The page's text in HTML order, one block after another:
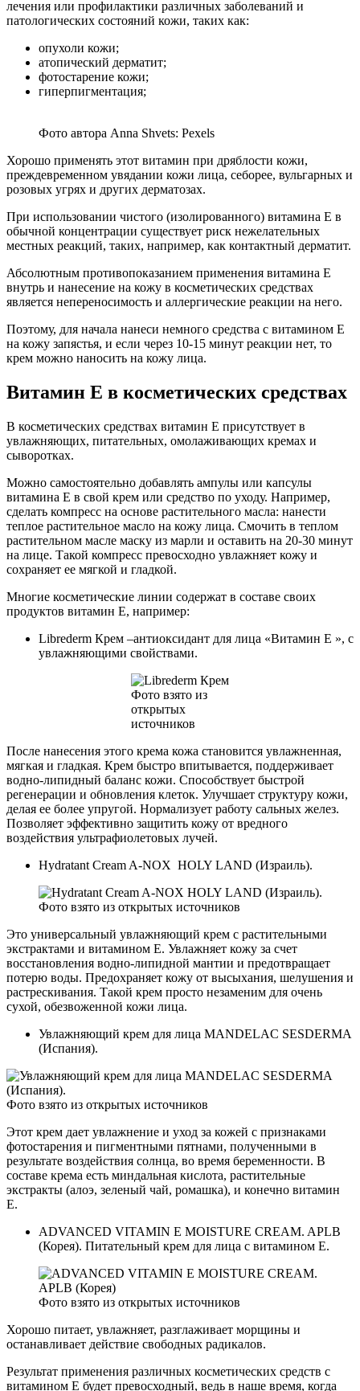
лечения или профилактики различных заболеваний и
патологических состояний кожи, таких как:
опухоли кожи;
атопический дерматит;
фотостарение кожи;
гиперпигментация;
Фото автора Anna Shvets: Pexels
Хорошо применять этот витамин при дряблости кожи,
преждевременном увядании кожи лица, себорее, вульгарных и
розовых угрях и других дерматозах.
При использовании чистого (изолированного) витамина Е в
обычной концентрации существует риск нежелательных
местных реакций, таких, например, как контактный дерматит.
Абсолютным противопоказанием применения витамина Е
внутрь и нанесение на кожу в косметических средствах
является непереносимость и аллергические реакции на него.
Поэтому, для начала нанеси немного средства с витамином Е
на кожу запястья, и если через 10-15 минут реакции нет, то
крем можно наносить на кожу лица.
Витамин Е в косметических средствах
В косметических средствах витамин Е присутствует в
увлажняющих, питательных, омолаживающих кремах и
сыворотках.
Можно самостоятельно добавлять ампулы или капсулы
витамина Е в свой крем или средство по уходу. Например,
сделать компресс на основе растительного масла: нанести
теплое растительное масло на кожу лица. Смочить в теплом
растительном масле маску из марли и оставить на 20-30 минут
на лице. Такой компресс превосходно увлажняет кожу и
сохраняет ее мягкой и гладкой.
Многие косметические линии содержат в составе своих
продуктов витамин Е, например:
Librederm Крем –антиоксидант для лица «Витамин Е », с
увлажняющими свойствами.
Фото взято из
открытых
источников
После нанесения этого крема кожа становится увлажненная,
мягкая и гладкая. Крем быстро впитывается, поддерживает
водно-липидный баланс кожи. Способствует быстрой
регенерации и обновления клеток. Улучшает структуру кожи,
делая ее более упругой. Нормализует работу сальных желез.
Позволяет эффективно защитить кожу от вредного
воздействия ультрафиолетовых лучей.
Hydratant Cream A-NOX HOLY LAND (Израиль).
Фото взято из открытых источников
Это универсальный увлажняющий крем с растительными
экстрактами и витамином Е. Увлажняет кожу за счет
восстановления водно-липидной мантии и предотвращает
потерю воды. Предохраняет кожу от высыхания, шелушения и
растрескивания. Такой крем просто незаменим для очень
сухой, обезвоженной кожи лица.
Увлажняющий крем для лица MANDELAC SESDERMA
(Испания).
Фото взято из открытых источников
Этот крем дает увлажнение и уход за кожей с признаками
фотостарения и пигментными пятнами, полученными в
результате воздействия солнца, во время беременности. В
составе крема есть миндальная кислота, растительные
экстракты (алоэ, зеленый чай, ромашка), и конечно витамин
Е.
ADVANCED VITAMIN E MOISTURE CREAM. APLB
(Корея). Питательный крем для лица с витамином Е.
Фото взято из открытых источников
Хорошо питает, увлажняет, разглаживает морщины и
останавливает действие свободных радикалов.
Результат применения различных косметических средств с
витамином Е будет превосходный, ведь в наше время, когда